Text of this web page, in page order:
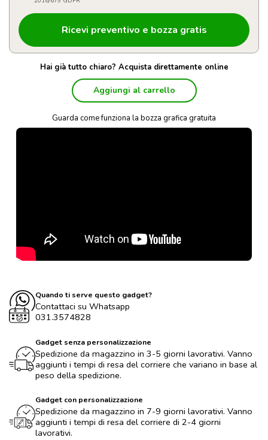
Hai già tutto chiaro? Acquista direttamente online
Aggiungi al carrello
Guarda come funziona la bozza grafica gratuita
Quando ti serve questo gadget?
Contattaci su Whatsapp
031.3574828
Gadget senza personalizzazione
Spedizione da magazzino in 3-5 giorni lavorativi. Vanno
aggiunti i tempi di resa del corriere che variano in base al
peso della spedizione.
Gadget con personalizzazione
Spedizione da magazzino in 7-9 giorni lavorativi. Vanno
aggiunti i tempi di resa del corriere di 2-4 giorni
lavorativi.